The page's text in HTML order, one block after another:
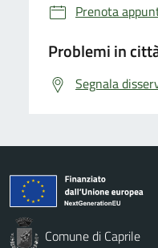
Prenota
Problemi in
Segnala
Comune di Caprile